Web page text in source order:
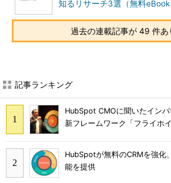
知るリサーチ3選（無料eBook
過去の連載記事が 49 件あ
記事ランキング
HubSpot CMOに聞いたイン
新フレームワーク「フライホ
HubSpotが無料のCRMを強化
能を提供